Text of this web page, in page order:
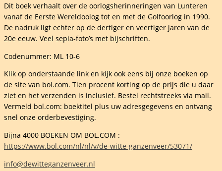
Dit boek verhaalt over de oorlogsherinneringen van Lunteren
vanaf de Eerste Wereldoolog tot en met de Golfoorlog in 1990.
De nadruk ligt echter op de dertiger en veertiger jaren van de
20e eeuw. Veel sepia-foto’s met bijschriften.
Codenummer: ML 10-6
Klik op onderstaande link en kijk ook eens bij onze boeken op
de site van bol.com. Tien procent korting op de prijs die u daar
ziet en het verzenden is inclusief. Bestel rechtstreeks via mail.
Vermeld bol.com: boektitel plus uw adresgegevens en ontvang
snel onze orderbevestiging.
Bijna 4000 BOEKEN OM BOL.COM :
https://www.bol.com/nl/nl/v/de-witte-ganzenveer/53071/
info@dewitteganzenveer.nl